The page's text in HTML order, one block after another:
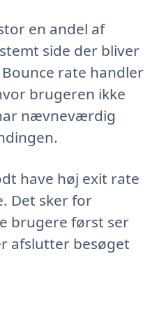
en andel af
side der bliver
rate handler
brugeren ikke
nævneværdig
have høj exit rate
Det sker for
brugere først ser
afslutter besøget